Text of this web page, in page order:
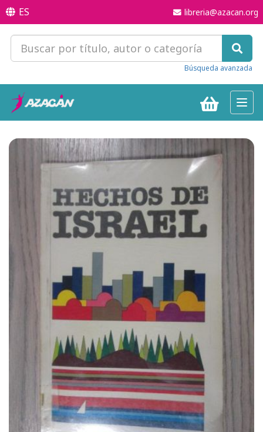
ES libreria@azacan.org
Búsqueda avanzada